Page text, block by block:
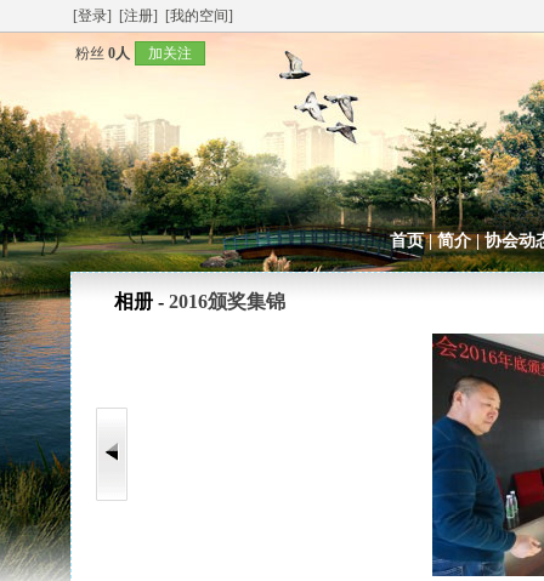
[登录] [注册] [我的空间]
粉丝 0人 加关注
首页|简介|协会动
相册 - 2016颁奖集锦